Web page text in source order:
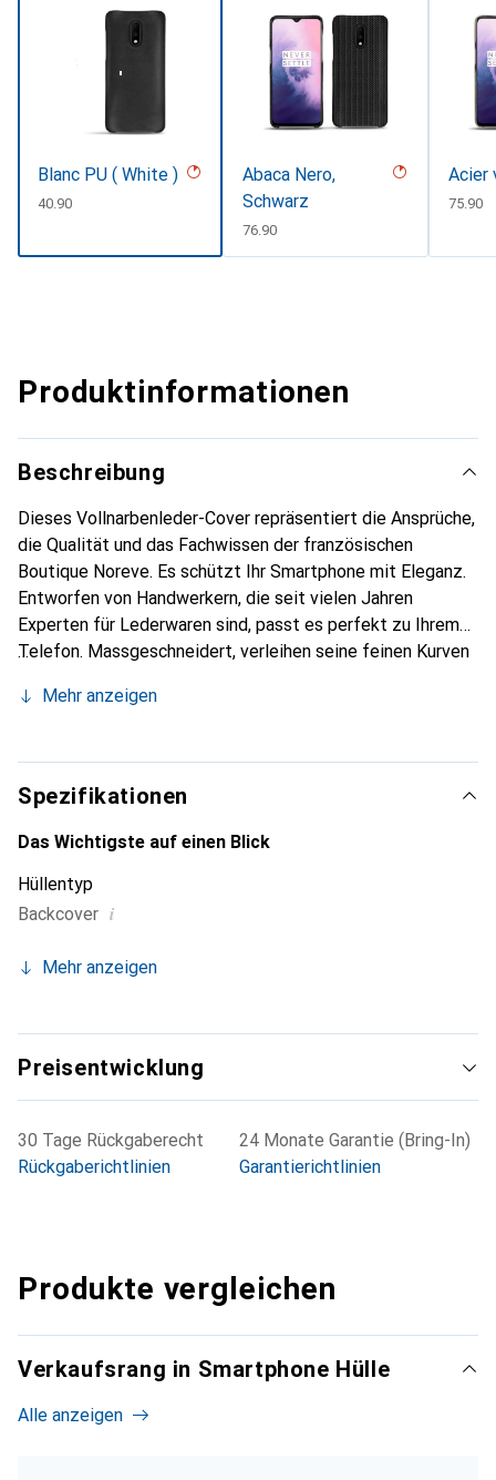
Blanc PU ( White )
CHF
40.90
Abaca Nero,
Schwarz
CHF
76.90
Acier
CHF
75.90
Produktinformationen
Beschreibung
Dieses Vollnarbenleder-Cover repräsentiert die Ansprüche,
die Qualität und das Fachwissen der französischen
Boutique Noreve. Es schützt Ihr Smartphone mit Eleganz.
Entworfen von Handwerkern, die seit vielen Jahren
Experten für Lederwaren sind, passt es perfekt zu Ihrem
Telefon. Massgeschneidert, verleihen seine feinen Kurven
unverzichtbaren Accessoire Ihres Smartphones.
die Marke Noreve eine sichere Wahl für eine
anspruchsvolle Kundschaft.
Mehr anzeigen
Spezifikationen
Das Wichtigste auf einen Blick
Hüllentyp
Backcover i
Mehr anzeigen
Preisentwicklung
30 Tage Rückgaberecht
Rückgaberichtlinien
24 Monate Garantie (Bring-In)
Garantierichtlinien
Produkte vergleichen
Verkaufsrang in Smartphone Hülle
Alle anzeigen